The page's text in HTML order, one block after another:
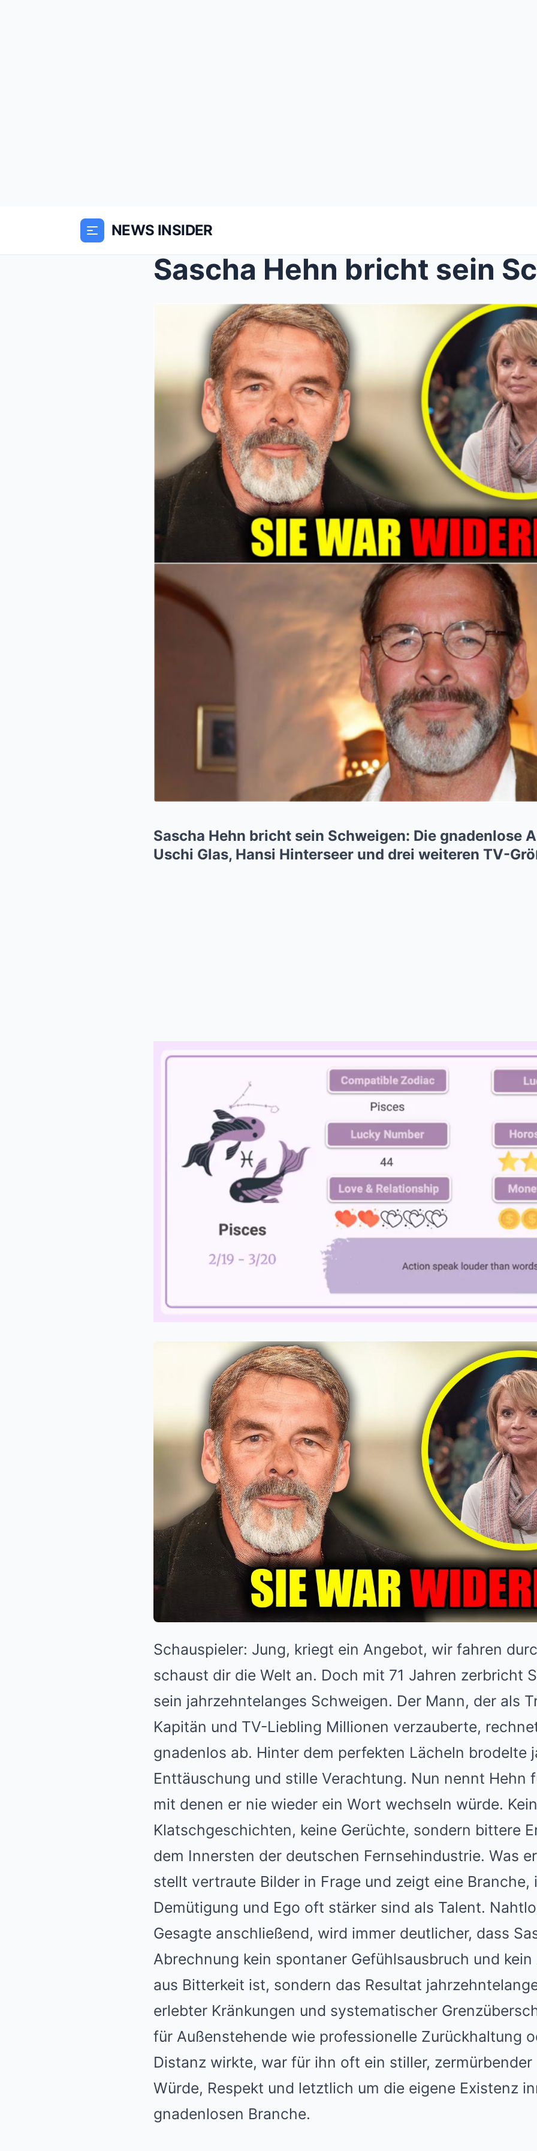
NEWS INSIDER
Sascha Hehn bricht sein Schweigen: Die gnadenlose
Uschi Glas, Hansi Hinterseer und drei weiteren TV-
Schauspieler: Jung, kriegt ein Angebot, wir fahren
schaust dir die Welt an. Doch mit 71 Jahren zerbricht
sein jahrzehntelanges Schweigen. Der Mann, der als
Kapitän und TV-Liebling Millionen verzauberte,
gnadenlos ab. Hinter dem perfekten Lächeln brodelte
Enttäuschung und stille Verachtung. Nun nennt Hehn
mit denen er nie wieder ein Wort wechseln würde.
Klatschgeschichten, keine Gerüchte, sondern bittere
dem Innersten der deutschen Fernsehindustrie. Was
stellt vertraute Bilder in Frage und zeigt eine Branche,
Demütigung und Ego oft stärker sind als Talent.
Gesagte anschließend, wird immer deutlicher, dass
Abrechnung kein spontaner Gefühlsausbruch und
aus Bitterkeit ist, sondern das Resultat
erlebter Kränkungen und systematischer
für Außenstehende wie professionelle Zurückhaltung
Distanz wirkte, war für ihn oft ein stiller, zermürbender
Würde, Respekt und letztlich um die eigene Existenz
gnadenlosen Branche.